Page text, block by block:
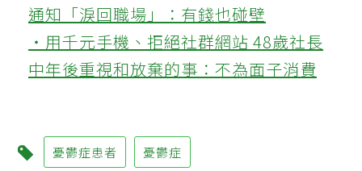
通知「淚回職場」：有錢也碰壁
‧用千元手機、拒絕社群網站 48歲社長
中年後重視和放棄的事：不為面子消費
憂鬱症患者 憂鬱症